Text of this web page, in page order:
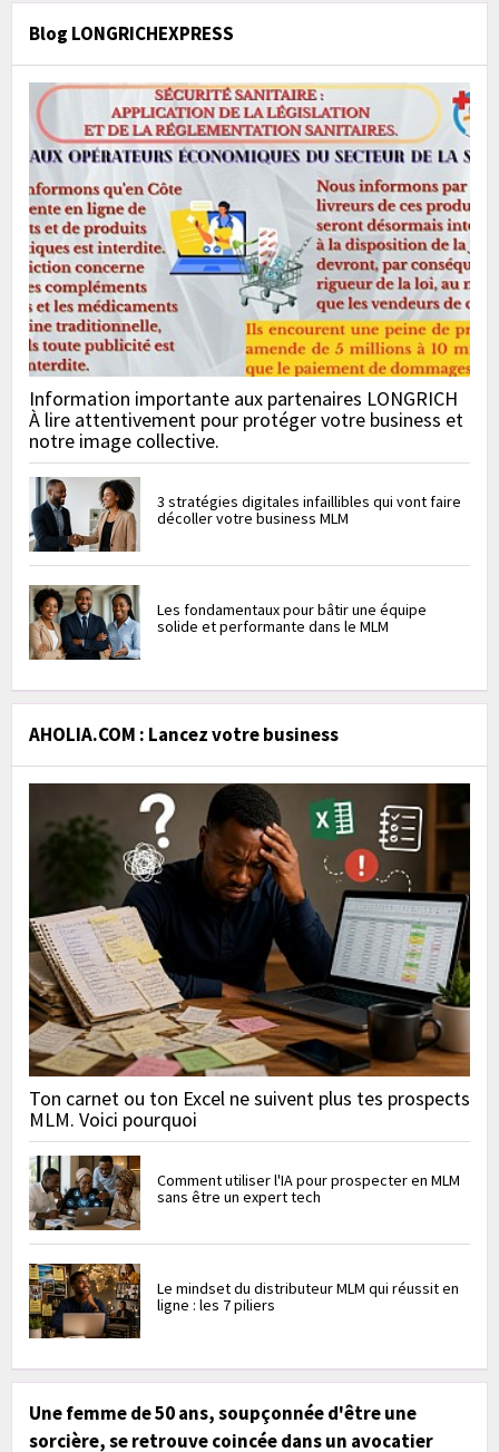
Blog LONGRICHEXPRESS
Information importante aux partenaires LONGRICH
À lire attentivement pour protéger votre business et
notre image collective.
3 stratégies digitales infaillibles qui vont faire
décoller votre business MLM
Les fondamentaux pour bâtir une équipe
solide et performante dans le MLM
AHOLIA.COM : Lancez votre business
Ton carnet ou ton Excel ne suivent plus tes prospects
MLM. Voici pourquoi
Comment utiliser l'IA pour prospecter en MLM
sans être un expert tech
Le mindset du distributeur MLM qui réussit en
ligne : les 7 piliers
Une femme de 50 ans, soupçonnée d'être une
sorcière, se retrouve coincée dans un avocatier